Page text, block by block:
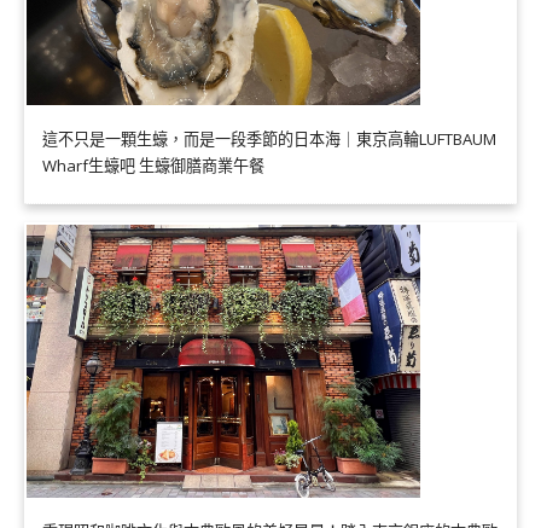
這不只是一顆生蠔，而是一段季節的日本海｜東京高輪LUFTBAUM
Wharf生蠔吧 生蠔御膳商業午餐